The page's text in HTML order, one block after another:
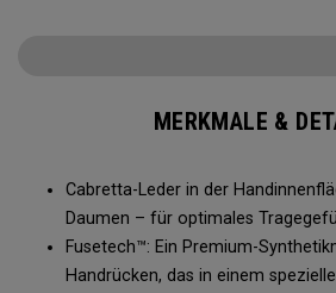
MERKMALE &
Cabretta-Leder in der
Daumen – für optimales
Fusetech™: Ein Premium-
Handrücken, das in einem